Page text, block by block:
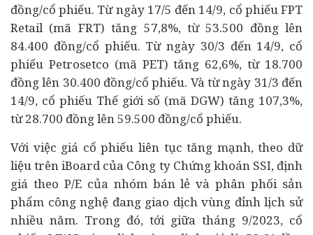
đồng/cổ phiếu. Từ ngày 17/5 đến 14/9, cổ phiếu FPT
Retail (mã FRT) tăng 57,8%, từ 53.500 đồng lên
84.400 đồng/cổ phiếu. Từ ngày 30/3 đến 14/9, cổ
phiếu Petrosetco (mã PET) tăng 62,6%, từ 18.700
đồng lên 30.400 đồng/cổ phiếu. Và từ ngày 31/3 đến
14/9, cổ phiếu Thế giới số (mã DGW) tăng 107,3%,
từ 28.700 đồng lên 59.500 đồng/cổ phiếu.
Với việc giá cổ phiếu liên tục tăng mạnh, theo dữ
liệu trên iBoard của Công ty Chứng khoán SSI, định
giá theo P/E của nhóm bán lẻ và phân phối sản
phẩm công nghệ đang giao dịch vùng đỉnh lịch sử
nhiều năm. Trong đó, tới giữa tháng 9/2023, cổ